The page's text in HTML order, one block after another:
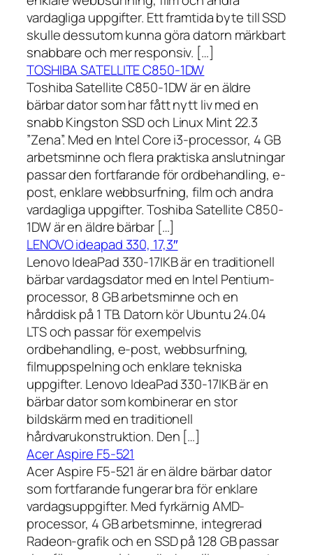
vardagliga uppgifter. Ett framtida byte till SSD
skulle dessutom kunna göra datorn märkbart
snabbare och mer responsiv. […]
TOSHIBA SATELLITE C850-1DW
Toshiba Satellite C850-1DW är en äldre
bärbar dator som har fått nytt liv med en
snabb Kingston SSD och Linux Mint 22.3
”Zena”. Med en Intel Core i3-processor, 4 GB
arbetsminne och flera praktiska anslutningar
passar den fortfarande för ordbehandling, e-
post, enklare webbsurfning, film och andra
vardagliga uppgifter. Toshiba Satellite C850-
1DW är en äldre bärbar […]
LENOVO ideapad 330, 17,3″
Lenovo IdeaPad 330-17IKB är en traditionell
bärbar vardagsdator med en Intel Pentium-
processor, 8 GB arbetsminne och en
hårddisk på 1 TB. Datorn kör Ubuntu 24.04
LTS och passar för exempelvis
ordbehandling, e-post, webbsurfning,
filmuppspelning och enklare tekniska
uppgifter. Lenovo IdeaPad 330-17IKB är en
bärbar dator som kombinerar en stor
bildskärm med en traditionell
hårdvarukonstruktion. Den […]
Acer Aspire F5-521
Acer Aspire F5-521 är en äldre bärbar dator
som fortfarande fungerar bra för enklare
vardagsuppgifter. Med fyrkärnig AMD-
processor, 4 GB arbetsminne, integrerad
Radeon-grafik och en SSD på 128 GB passar